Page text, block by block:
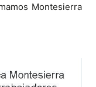
Montesierra